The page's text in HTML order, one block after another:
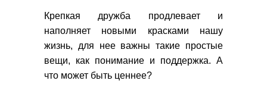
Крепкая дружба продлевает и
наполняет новыми красками нашу
жизнь, для нее важны такие простые
вещи, как понимание и поддержка. А
что может быть ценнее?